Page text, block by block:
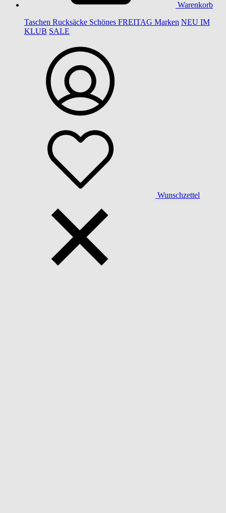
Warenkorb
Taschen Rucksäcke Schönes FREITAG Marken NEU IM
KLUB SALE
Wunschzettel